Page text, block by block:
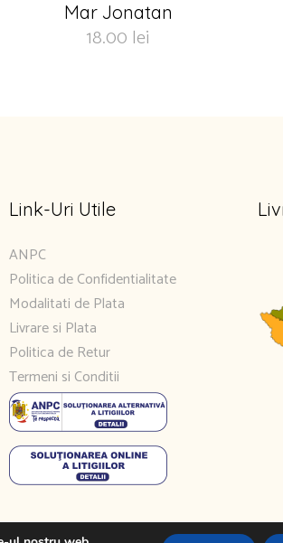
Mar Jonatan
18.00 lei
Link-Uri Utile
ANPC
Politica de Confidentialitate
Modalitati de Plata
Livrare si Plata
Politica de Retur
Termeni si Conditii